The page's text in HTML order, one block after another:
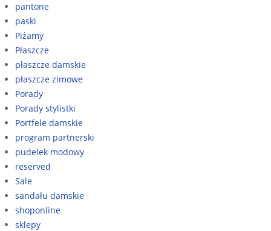
pantone
paski
Piżamy
Płaszcze
płaszcze damskie
płaszcze zimowe
Porady
Porady stylistki
Portfele damskie
program partnerski
pudelek modowy
reserved
Sale
sandału damskie
shoponline
sklepy